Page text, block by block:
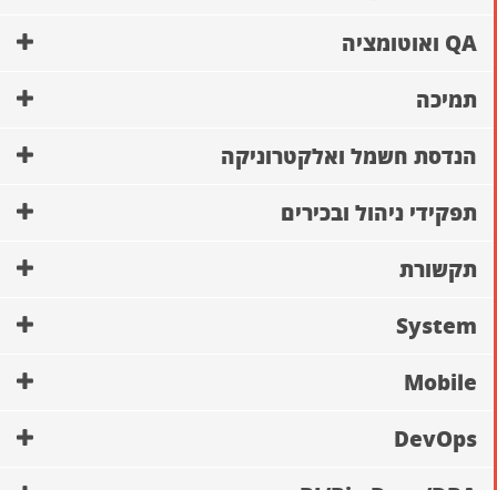
QA ואוטומציה
תמיכה
הנדסת חשמל ואלקטרוניקה
תפקידי ניהול ובכירים
תקשורת
System
Mobile
DevOps